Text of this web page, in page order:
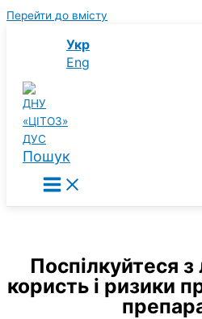
Перейти до вмісту
Укр
Eng
Пошук
Поспілкуйтеся
користь і ризики